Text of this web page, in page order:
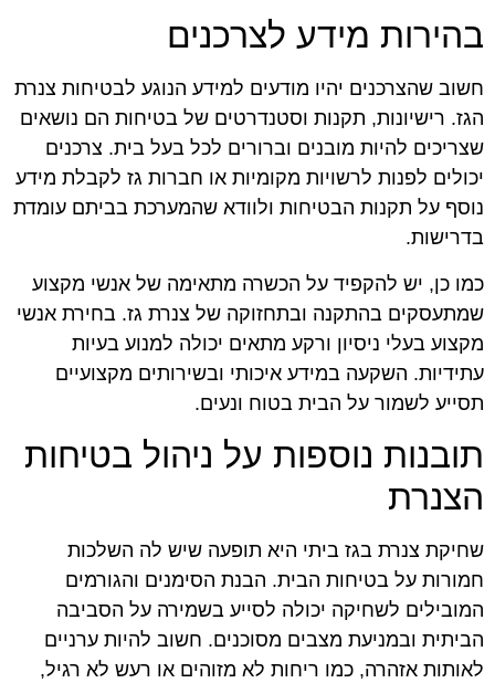
בהירות מידע לצרכנים
חשוב שהצרכנים יהיו מודעים למידע הנוגע לבטיחות צנרת
הגז. רישיונות, תקנות וסטנדרטים של בטיחות הם נושאים
שצריכים להיות מובנים וברורים לכל בעל בית. צרכנים
יכולים לפנות לרשויות מקומיות או חברות גז לקבלת מידע
נוסף על תקנות הבטיחות ולוודא שהמערכת בביתם עומדת
בדרישות.
כמו כן, יש להקפיד על הכשרה מתאימה של אנשי מקצוע
שמתעסקים בהתקנה ובתחזוקה של צנרת גז. בחירת אנשי
מקצוע בעלי ניסיון ורקע מתאים יכולה למנוע בעיות
עתידיות. השקעה במידע איכותי ובשירותים מקצועיים
תסייע לשמור על הבית בטוח ונעים.
תובנות נוספות על ניהול בטיחות
הצנרת
שחיקת צנרת בגז ביתי היא תופעה שיש לה השלכות
חמורות על בטיחות הבית. הבנת הסימנים והגורמים
המובילים לשחיקה יכולה לסייע בשמירה על הסביבה
הביתית ובמניעת מצבים מסוכנים. חשוב להיות ערניים
לאותות אזהרה, כמו ריחות לא מזוהים או רעש לא רגיל,